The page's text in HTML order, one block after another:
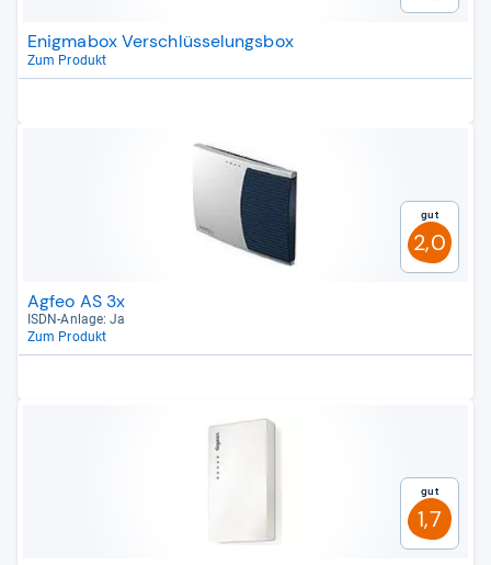
Enigmabox Verschlüsselungsbox
Zum Produkt
Gut
2,0
Agfeo AS 3x
ISDN-​Anlage: Ja
Zum Produkt
Gut
1,7